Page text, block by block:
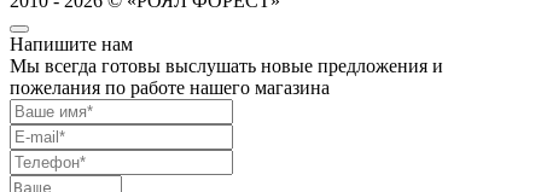
Напишите нам
Мы всегда готовы выслушать новые предложения и
пожелания по работе нашего магазина